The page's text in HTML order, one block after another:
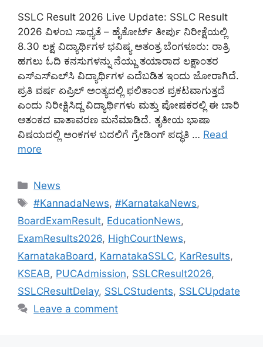
SSLC Result 2026 Live Update: SSLC Result
2026 ವಿಳಂಬ ಸಾಧ್ಯತೆ – ಹೈಕೋರ್ಟ್ ತೀರ್ಪು ನಿರೀಕ್ಷೆಯಲ್ಲಿ
8.30 ಲಕ್ಷ ವಿದ್ಯಾರ್ಥಿಗಳ ಭವಿಷ್ಯ ಅತಂತ್ರ ಬೆಂಗಳೂರು: ರಾತ್ರಿ
ಹಗಲು ಓದಿ ಕನಸುಗಳನ್ನು ನೆಯ್ದು ತಯಾರಾದ ಲಕ್ಷಾಂತರ
ಎಸ್‌ಎಸ್‌ಎಲ್‌ಸಿ ವಿದ್ಯಾರ್ಥಿಗಳ ಎದೆಬಡಿತ ಇಂದು ಜೋರಾಗಿದೆ.
ಪ್ರತಿ ವರ್ಷ ಏಪ್ರಿಲ್ ಅಂತ್ಯದಲ್ಲಿ ಫಲಿತಾಂಶ ಪ್ರಕಟವಾಗುತ್ತದೆ
ಎಂದು ನಿರೀಕ್ಷಿಸಿದ್ದ ವಿದ್ಯಾರ್ಥಿಗಳು ಮತ್ತು ಪೋಷಕರಲ್ಲಿ ಈ ಬಾರಿ
ಆತಂಕದ ವಾತಾವರಣ ಮನೆಮಾಡಿದೆ. ತೃತೀಯ ಭಾಷಾ
ವಿಷಯದಲ್ಲಿ ಅಂಕಗಳ ಬದಲಿಗೆ ಗ್ರೇಡಿಂಗ್ ಪದ್ಧತಿ … Read
more
Categories
News
Tags
#KannadaNews,#KarnatakaNews,
BoardExamResult, EducationNews,
ExamResults2026, HighCourtNews,
KarnatakaBoard, KarnatakaSSLC, KarResults,
KSEAB, PUCAdmission, SSLCResult2026,
SSLCResultDelay, SSLCStudents, SSLCUpdate
Leave a comment